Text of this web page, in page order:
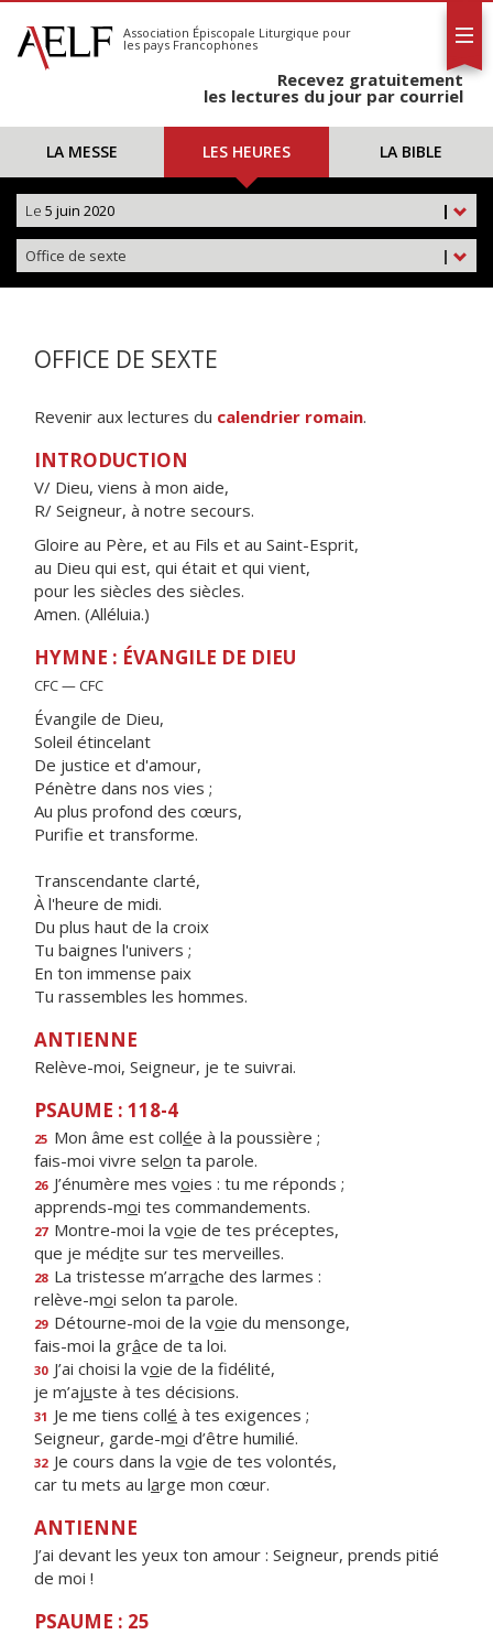
S'abonner
Calendrier
Association Épiscopale Liturgique pour
les pays Francophones
Recevez gratuitement
les lectures du jour par courriel
LA MESSE LES HEURES LA BIBLE
|
Le 5 juin 2020
|
Office de sexte
OFFICE DE SEXTE
Revenir aux lectures du calendrier romain.
INTRODUCTION
V/ Dieu, viens à mon aide,
R/ Seigneur, à notre secours.
Gloire au Père, et au Fils et au Saint-Esprit,
au Dieu qui est, qui était et qui vient,
pour les siècles des siècles.
Amen. (Alléluia.)
HYMNE : ÉVANGILE DE DIEU
CFC — CFC
Évangile de Dieu,
Soleil étincelant
De justice et d'amour,
Pénètre dans nos vies ;
Au plus profond des cœurs,
Purifie et transforme.
Transcendante clarté,
À l'heure de midi.
Du plus haut de la croix
Tu baignes l'univers ;
En ton immense paix
Tu rassembles les hommes.
ANTIENNE
Relève-moi, Seigneur, je te suivrai.
PSAUME : 118-4
25 Mon âme est collée à la poussière ;
fais-moi vivre selon ta parole.
26 J’énumère mes voies : tu me réponds ;
apprends-moi tes commandements.
27 Montre-moi la voie de tes préceptes,
que je médite sur tes merveilles.
28 La tristesse m’arrache des larmes :
relève-moi selon ta parole.
29 Détourne-moi de la voie du mensonge,
fais-moi la grâce de ta loi.
30 J’ai choisi la voie de la fidélité,
je m’ajuste à tes décisions.
31 Je me tiens collé à tes exigences ;
Seigneur, garde-moi d’être humilié.
32 Je cours dans la voie de tes volontés,
car tu mets au large mon cœur.
ANTIENNE
J’ai devant les yeux ton amour : Seigneur, prends pitié
de moi !
PSAUME : 25